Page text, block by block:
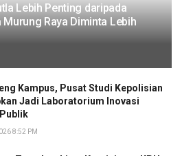
Lebih Penting daripada
Raya Diminta Lebih
Kampus, Pusat Studi Kepolisian
Jadi Laboratorium Inovasi
8:52 PM